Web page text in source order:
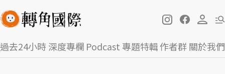
過去24小時深度專欄 Podcast 專題特輯作者群關於我們